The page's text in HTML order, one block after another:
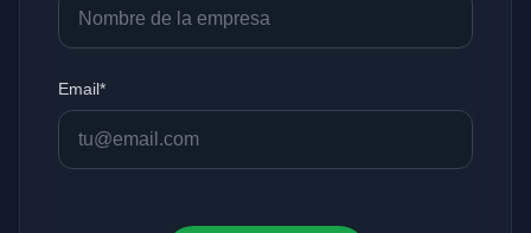
Email*